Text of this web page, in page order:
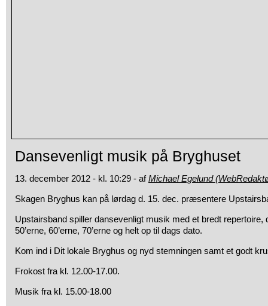
Dansevenligt musik på Bryghuset
13. december 2012 - kl. 10:29 - afMichael Egelund
Skagen Bryghus kan på lørdag d. 15. dec. præsentere
Upstairsband spiller dansevenligt musik med et bredt repertoire,
50’erne, 60’erne, 70’erne og helt op til dags dato.
Kom ind i Dit lokale Bryghus og nyd stemningen samt et godt
Frokost fra kl. 12.00-17.00.
Musik fra kl. 15.00-18.00